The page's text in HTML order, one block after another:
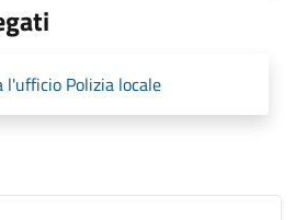
l'ufficio Polizia locale